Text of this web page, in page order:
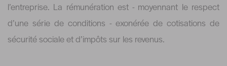
l’entreprise. La rémunération est - moyennant le respect
d’une série de conditions - exonérée de cotisations de
sécurité sociale et d’impôts sur les revenus.